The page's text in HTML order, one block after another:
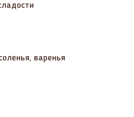
варенья